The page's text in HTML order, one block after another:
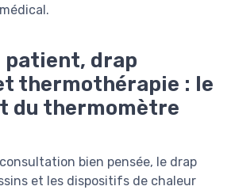
patient, drap
thermothérapie : le
du thermomètre
bien pensée, le drap
et les dispositifs de chaleur